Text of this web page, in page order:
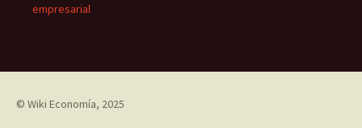
empresarial
© Wiki Economía, 2025